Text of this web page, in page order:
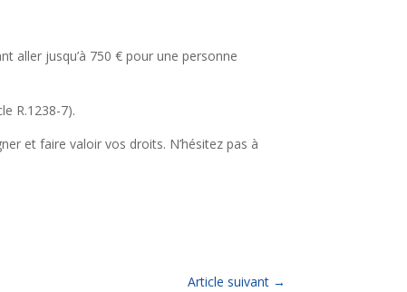
aller jusqu’à 750 € pour une personne
R.1238-7).
et faire valoir vos droits. N’hésitez pas à
Article suivant→